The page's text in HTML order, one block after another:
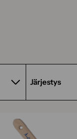
Järjestys